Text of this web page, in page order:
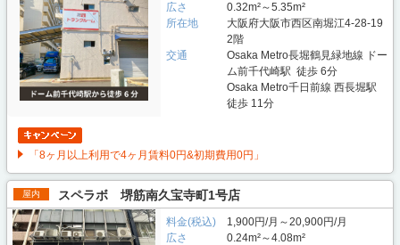
広さ
0.32m²～5.35m²
所在地
大阪府大阪市西区南堀江4-28-19
2階
交通
Osaka Metro長堀鶴見緑地線 ドー
ム前千代崎駅 徒歩 6分
Osaka Metro千日前線 西長堀駅
徒歩 11分
「8ヶ月以上利用で4ヶ月賃料0円&初期費用0円」
屋内 スペラボ 堺筋南久宝寺町1号店
料金(税込)
1,900円/月～20,900円/月
広さ
0.24m²～4.08m²